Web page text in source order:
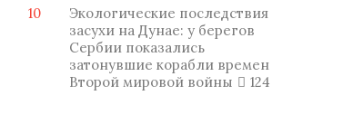
10
Экологические последствия
засухи на Дунае: у берегов
Сербии показались
затонувшие корабли времен
Второй мировой войны
124